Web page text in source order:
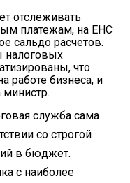
отслеживать
платежам, на ЕНС
сальдо расчетов.
налоговых
что
работе бизнеса, и
служба сама
со строгой
в бюджет.
с наиболее